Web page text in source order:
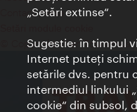
Contact presa
© Copyright Wien Tourismus
„Setări extinse“.
Sugestie: în timpul
Internet puteţi
setările dvs. pentru
intermediul linkului
cookie“ din subsol,